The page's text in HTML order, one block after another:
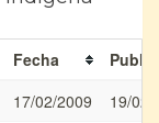
Fecha
17/02/2009
19/02/